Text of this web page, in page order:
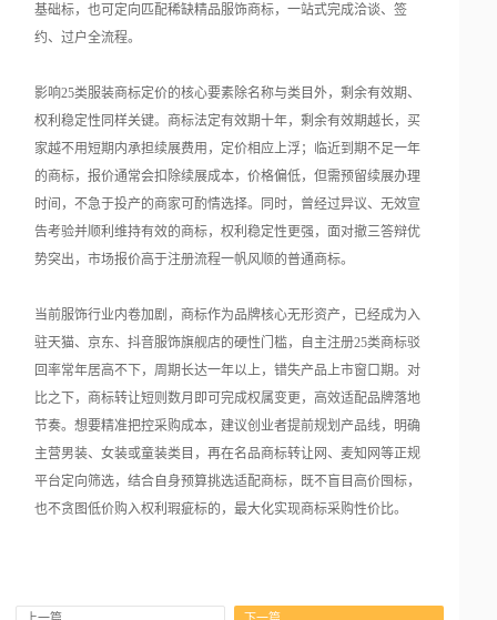
基础标，也可定向匹配稀缺精品服饰商标，一站式完成洽谈、签
约、过户全流程。
影响25类服装商标定价的核心要素除名称与类目外，剩余有效期、
权利稳定性同样关键。商标法定有效期十年，剩余有效期越长，买
家越不用短期内承担续展费用，定价相应上浮；临近到期不足一年
的商标，报价通常会扣除续展成本，价格偏低，但需预留续展办理
时间，不急于投产的商家可酌情选择。同时，曾经过异议、无效宣
告考验并顺利维持有效的商标，权利稳定性更强，面对撤三答辩优
势突出，市场报价高于注册流程一帆风顺的普通商标。
当前服饰行业内卷加剧，商标作为品牌核心无形资产，已经成为入
驻天猫、京东、抖音服饰旗舰店的硬性门槛，自主注册25类商标驳
回率常年居高不下，周期长达一年以上，错失产品上市窗口期。对
比之下，商标转让短则数月即可完成权属变更，高效适配品牌落地
节奏。想要精准把控采购成本，建议创业者提前规划产品线，明确
主营男装、女装或童装类目，再在名品商标转让网、麦知网等正规
平台定向筛选，结合自身预算挑选适配商标，既不盲目高价囤标，
也不贪图低价购入权利瑕疵标的，最大化实现商标采购性价比。